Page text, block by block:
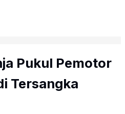
Pukul Pemotor
Tersangka